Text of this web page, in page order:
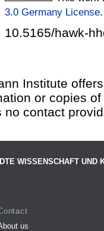
3.0 Germany License.
10.5165/hawk-
Institute
or copies
no contact
WISSENSCHAFT UND
us